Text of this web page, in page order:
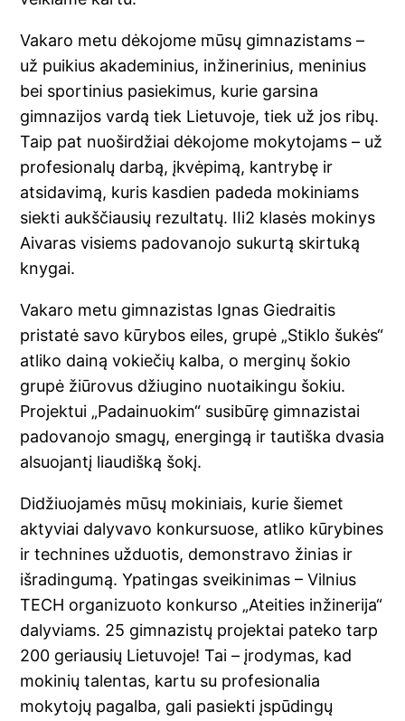
Vakaro metu dėkojome mūsų gimnazistams –
už puikius akademinius, inžinerinius, meninius
bei sportinius pasiekimus, kurie garsina
gimnazijos vardą tiek Lietuvoje, tiek už jos ribų.
Taip pat nuoširdžiai dėkojome mokytojams – už
profesionalų darbą, įkvėpimą, kantrybę ir
atsidavimą, kuris kasdien padeda mokiniams
siekti aukščiausių rezultatų. IIi2 klasės mokinys
Aivaras visiems padovanojo sukurtą skirtuką
knygai.
Vakaro metu gimnazistas Ignas Giedraitis
pristatė savo kūrybos eiles, grupė „Stiklo šukės“
atliko dainą vokiečių kalba, o merginų šokio
grupė žiūrovus džiugino nuotaikingu šokiu.
Projektui „Padainuokim“ susibūrę gimnazistai
padovanojo smagų, energingą ir tautiška dvasia
alsuojantį liaudišką šokį.
Didžiuojamės mūsų mokiniais, kurie šiemet
aktyviai dalyvavo konkursuose, atliko kūrybines
ir technines užduotis, demonstravo žinias ir
išradingumą. Ypatingas sveikinimas – Vilnius
TECH organizuoto konkurso „Ateities inžinerija“
dalyviams. 25 gimnazistų projektai pateko tarp
200 geriausių Lietuvoje! Tai – įrodymas, kad
mokinių talentas, kartu su profesionalia
mokytojų pagalba, gali pasiekti įspūdingų